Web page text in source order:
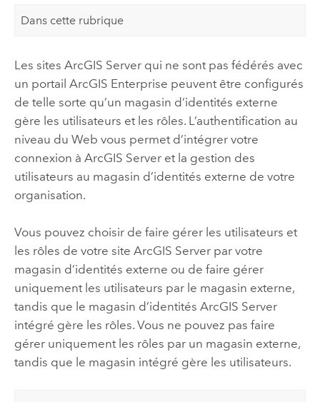
Dans cette rubrique
Les sites ArcGIS Serverqui ne sont pas fédérés avec
un portail ArcGIS Enterprise peuvent être configurés
de telle sorte qu’un magasin d’identités externe
gère les utilisateurs et les rôles. L’authentification au
niveau du Web vous permet d’intégrer votre
connexion à ArcGIS Serveret la gestion des
utilisateurs au magasin d’identités externe de votre
organisation.
Vous pouvez choisir de faire gérer les utilisateurs et
les rôles de votre site ArcGIS Serverpar votre
magasin d’identités externe ou de faire gérer
uniquement les utilisateurs par le magasin externe,
tandis que le magasin d’identités ArcGIS Server
intégré gère les rôles. Vous ne pouvez pas faire
gérer uniquement les rôles par un magasin externe,
tandis que le magasin intégré gère les utilisateurs.